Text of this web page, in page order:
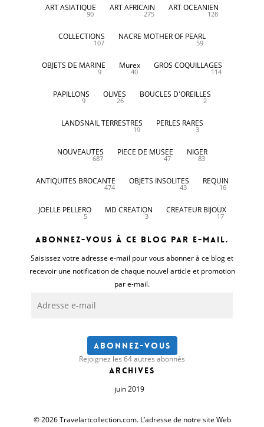
ART ASIATIQUE
90
ART AFRICAIN
275
ART OCEANIEN
128
COLLECTIONS
107
NACRE MOTHER OF PEARL
59
OBJETS DE MARINE
9
Murex
40
GROS COQUILLAGES
114
PAPILLONS
9
OLIVES
26
BOUCLES D'OREILLES
2
LANDSNAIL TERRESTRES
19
PERLES RARES
3
NOUVEAUTES
687
PIECE DE MUSEE
47
NIGER
83
ANTIQUITES BROCANTE
474
OBJETS INSOLITES
43
REQUIN
16
JOELLE PELLERO
5
MD CREATION
3
CREATEUR BIJOUX
17
Abonnez-vous à ce blog par e-mail.
Saisissez votre adresse e-mail pour vous abonner à ce blog et
recevoir une notification de chaque nouvel article et promotion
par e-mail.
e-
Abonnez-vous
Rejoignez les 64 autres abonnés
Archives
juin 2019
© 2026 Travelartcollection.com. L’adresse de notre site Web